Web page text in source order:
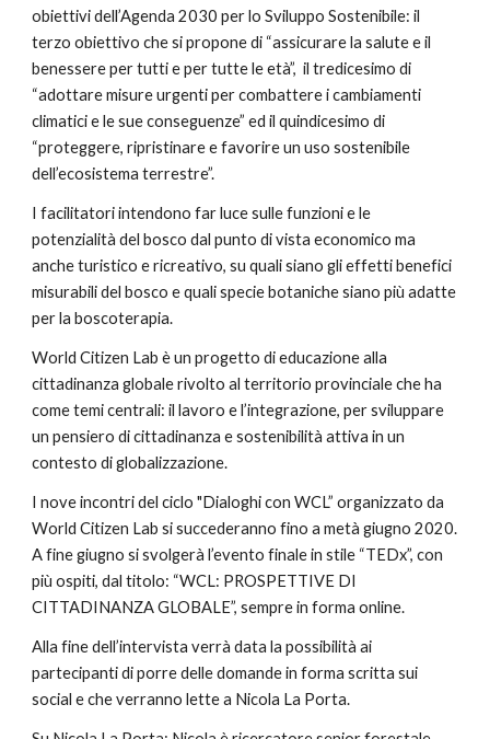
obiettivi dell’Agenda 2030 per lo Sviluppo Sostenibile: il
terzo obiettivo che si propone di “assicurare la salute e il
benessere per tutti e per tutte le età”,  il tredicesimo di
“adottare misure urgenti per combattere i cambiamenti
climatici e le sue conseguenze” ed il quindicesimo di
“proteggere, ripristinare e favorire un uso sostenibile
dell’ecosistema terrestre”.
I facilitatori intendono far luce sulle funzioni e le
potenzialità del bosco dal punto di vista economico ma
anche turistico e ricreativo, su quali siano gli effetti benefici
misurabili del bosco e quali specie botaniche siano più adatte
per la boscoterapia.
World Citizen Lab è un progetto di educazione alla
cittadinanza globale rivolto al territorio provinciale che ha
come temi centrali: il lavoro e l’integrazione, per sviluppare
un pensiero di cittadinanza e sostenibilità attiva in un
contesto di globalizzazione.
I nove incontri del ciclo "Dialoghi con WCL” organizzato da
World Citizen Lab si succederanno fino a metà giugno 2020.
A fine giugno si svolgerà l’evento finale in stile “TEDx”, con
più ospiti, dal titolo: “WCL: PROSPETTIVE DI
CITTADINANZA GLOBALE”, sempre in forma online.
Alla fine dell’intervista verrà data la possibilità ai
partecipanti di porre delle domande in forma scritta sui
social e che verranno lette a Nicola La Porta.